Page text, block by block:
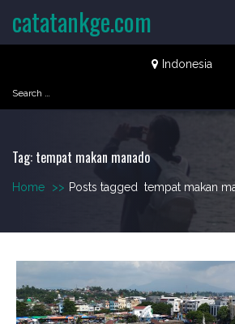
Indonesia
Search
for:
catatankge.com
Tag: tempat makan manado
Home >> Posts tagged tempat makan